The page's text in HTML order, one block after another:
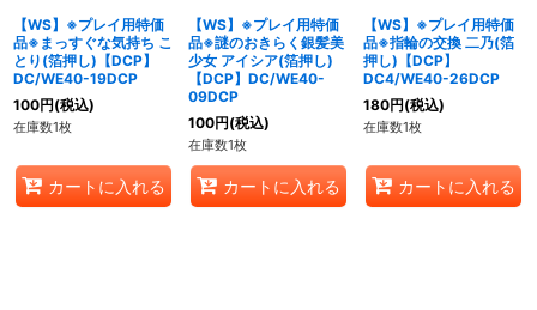
【WS】※プレイ用特価
品※まっすぐな気持ち こ
とり(箔押し)【DCP】
DC/WE40-19DCP
100円(税込)
在庫数1枚
カートに入れる
【WS】※プレイ用特価
品※謎のおきらく銀髪美
少女 アイシア(箔押し)
【DCP】DC/WE40-
09DCP
100円(税込)
在庫数1枚
カートに入れる
【WS】※プレイ用特価
品※指輪の交換 二乃(箔
押し)【DCP】
DC4/WE40-26DCP
180円(税込)
在庫数1枚
カートに入れる